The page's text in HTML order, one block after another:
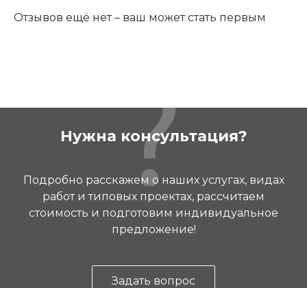
Отзывов ещё нет – ваш может стать первым
Нужна консультация?
Подробно расскажем о наших услугах, видах
работ и типовых проектах, рассчитаем
стоимость и подготовим индивидуальное
предложение!
Задать вопрос